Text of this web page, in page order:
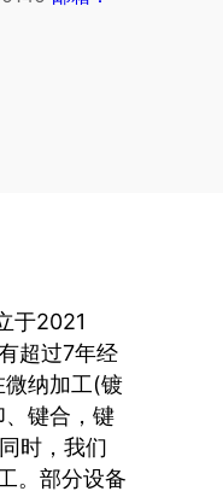
于2021
超过7年经
纳加工(镀
键合，键
时，我们
。部分设备